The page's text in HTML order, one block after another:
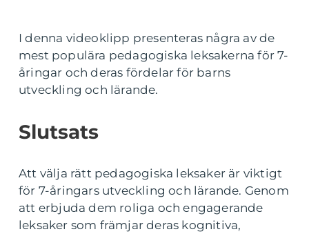
I denna videoklipp presenteras några av de
mest populära pedagogiska leksakerna för 7-
åringar och deras fördelar för barns
utveckling och lärande.
Slutsats
Att välja rätt pedagogiska leksaker är viktigt
för 7-åringars utveckling och lärande. Genom
att erbjuda dem roliga och engagerande
leksaker som främjar deras kognitiva,